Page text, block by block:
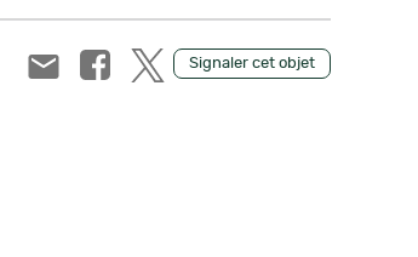
Signaler cet objet